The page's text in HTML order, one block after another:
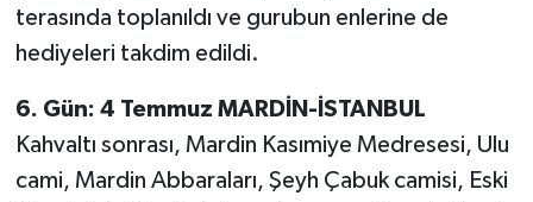
terasında toplanıldı ve gurubun enlerine de
hediyeleri takdim edildi.
6. Gün: 4 Temmuz MARDİN-İSTANBUL
Kahvaltı sonrası, Mardin Kasımiye Medresesi, Ulu
cami, Mardin Abbaraları, Şeyh Çabuk camisi, Eski